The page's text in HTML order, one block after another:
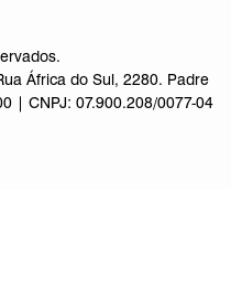
África do Sul, 2280. Padre
| CNPJ: 07.900.208/0077-04